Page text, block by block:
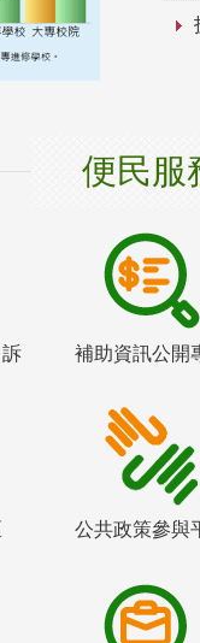
便民服
補助資訊公開
公共政策參與